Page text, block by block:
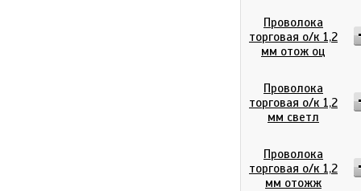
Проволока
торговая о/к 1,2
мм отож оц
Проволока
торговая о/к 1,2
мм светл
Проволока
торговая о/к 1,2
мм отожж